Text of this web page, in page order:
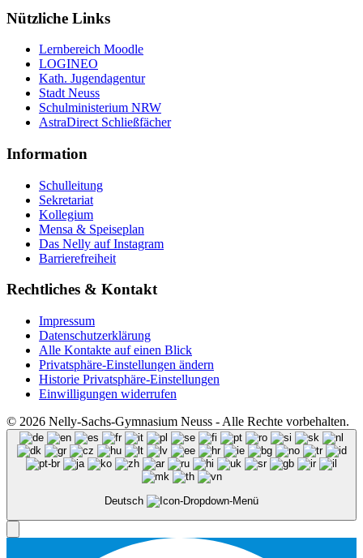
Nützliche Links
Lernbereich Moodle
LOGINEO
Kath. Jugendagentur
Stadt Neuss
Schulministerium NRW
AstraDirect Schließfächer
Information
Schulleitung
Sekretariat
Kollegium
Mensa & Speiseplan
Das Nelly auf Instagram
Barrierefreiheit
Rechtliches & Kontakt
Impressum
Datenschutzerklärung
Alle Kontakte auf einen Blick
Privatsphäre-Einstellungen ändern
Historie Privatsphäre-Einstellungen
Einwilligungen widerrufen
© 2026 Nelly-Sachs-Gymnasium Neuss - Alle Rechte vorbehalten.
Deutsch